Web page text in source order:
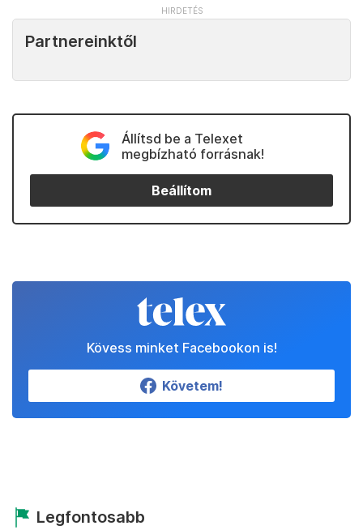
Partnereinktől
Állítsd be a Telexet
megbízható forrásnak!
Beállítom
Kövess minket Facebookon is!
Követem!
Legfontosabb